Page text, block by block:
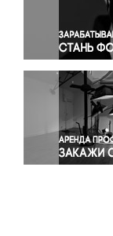
Религия
Спорт